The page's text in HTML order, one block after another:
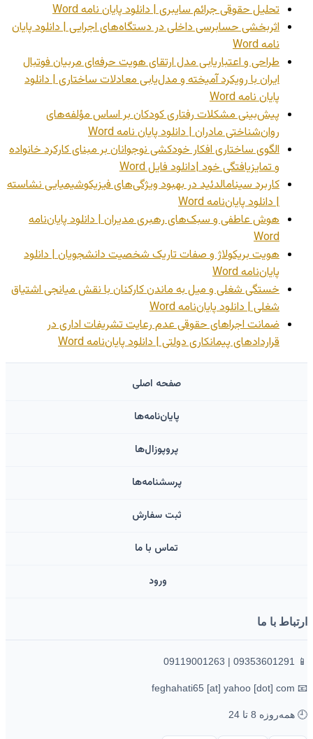
تحلیل حقوقی جرائم سایبری | دانلود پایان نامه Word
اثربخشی حسابرسی داخلی در دستگاه‌های اجرایی | دانلود پایان
نامه Word
طراحی و اعتباریابی مدل ارتقای هویت حرفه‌ای مربیان فوتبال
ایران با رویکرد آمیخته و مدل‌یابی معادلات ساختاری | دانلود
پایان نامه Word
پیش‌بینی مشکلات رفتاری کودکان بر اساس مؤلفه‌های
روان‌شناختی مادران | دانلود پایان نامه Word
الگوی ساختاری افکار خودکشی نوجوانان بر مبنای کارکرد خانواده
و تمایزیافتگی خود |دانلود فایل Word
کاربرد سینامالدئید در بهبود ویژگی‌های فیزیکوشیمیایی نشاسته
| دانلود پایان‌نامه Word
هوش عاطفی و سبک‌های رهبری مدیران | دانلود پایان‌نامه
Word
هویت بریکولاژ و صفات تاریک شخصیت دانشجویان | دانلود
پایان‌نامه Word
خستگی شغلی و میل به ماندن کارکنان با نقش میانجی اشتیاق
شغلی | دانلود پایان‌نامه Word
ضمانت اجراهای حقوقی عدم رعایت تشریفات اداری در
قراردادهای پیمانکاری دولتی | دانلود پایان‌نامه Word
صفحه اصلی
پایان‌نامه‌ها
پروپوزال‌ها
پرسشنامه‌ها
ثبت سفارش
تماس با ما
ورود ‌
ارتباط با ما
📱 09353601291 | 09119001263
📧 feghahati65 [at] yahoo [dot] com
🕘 همه‌روزه 8 تا 24